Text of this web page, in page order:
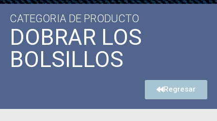
CATEGORIA DE PRODUCTO
DOBRAR LOS
BOLSILLOS
Regresar